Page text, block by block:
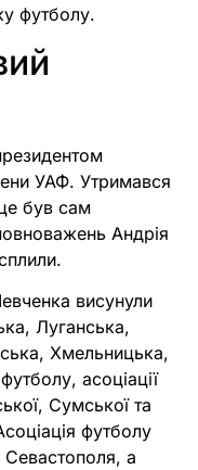
футболу.
УАФ. Утримався
був сам
Андрія
висунули
Луганська,
Хмельницька,
асоціації
Сумської та
футболу
а